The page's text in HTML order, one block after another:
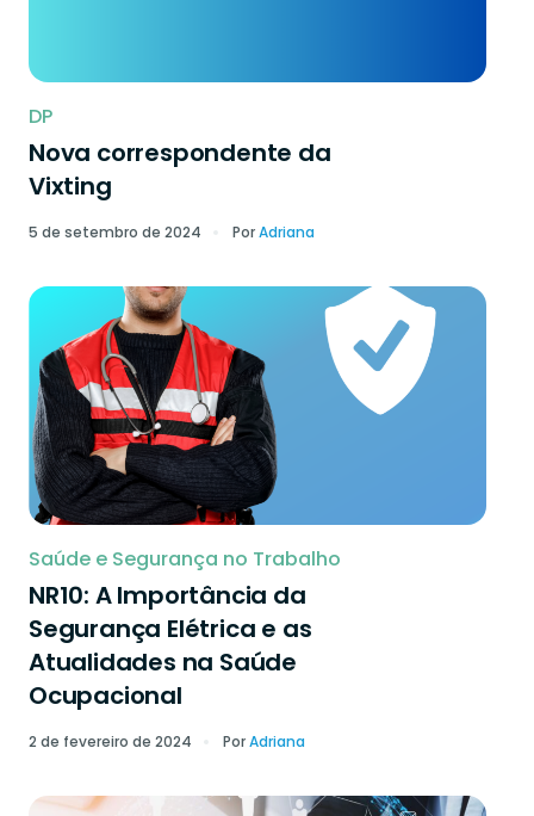
DP
Nova correspondente da
Vixting
5 de setembro de 2024 PorAdriana
Saúde e Segurança no Trabalho
NR10: A Importância da
Segurança Elétrica e as
Atualidades na Saúde
Ocupacional
2 de fevereiro de 2024 PorAdriana